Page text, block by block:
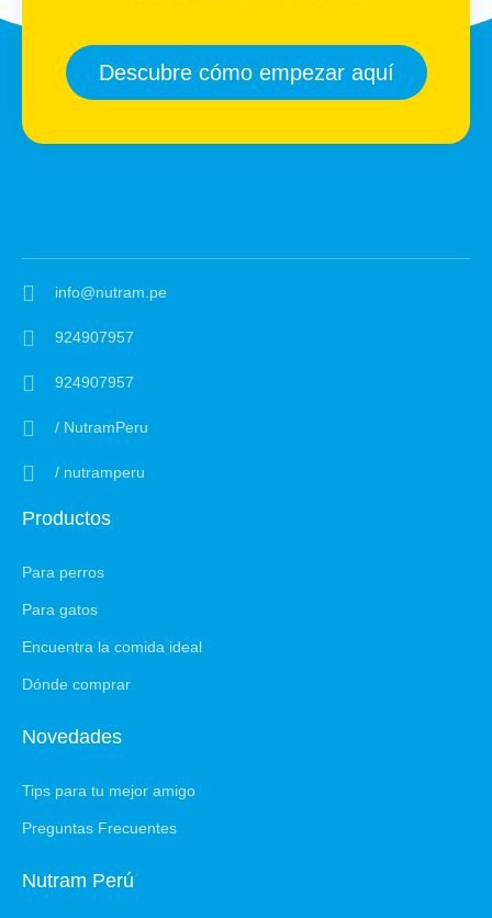
Descubre cómo empezar aquí
info@nutram.pe
924907957
924907957
/ NutramPeru
/ nutramperu
Productos
Para perros
Para gatos
Encuentra la comida ideal
Dónde comprar
Novedades
Tips para tu mejor amigo
Preguntas Frecuentes
Nutram Perú